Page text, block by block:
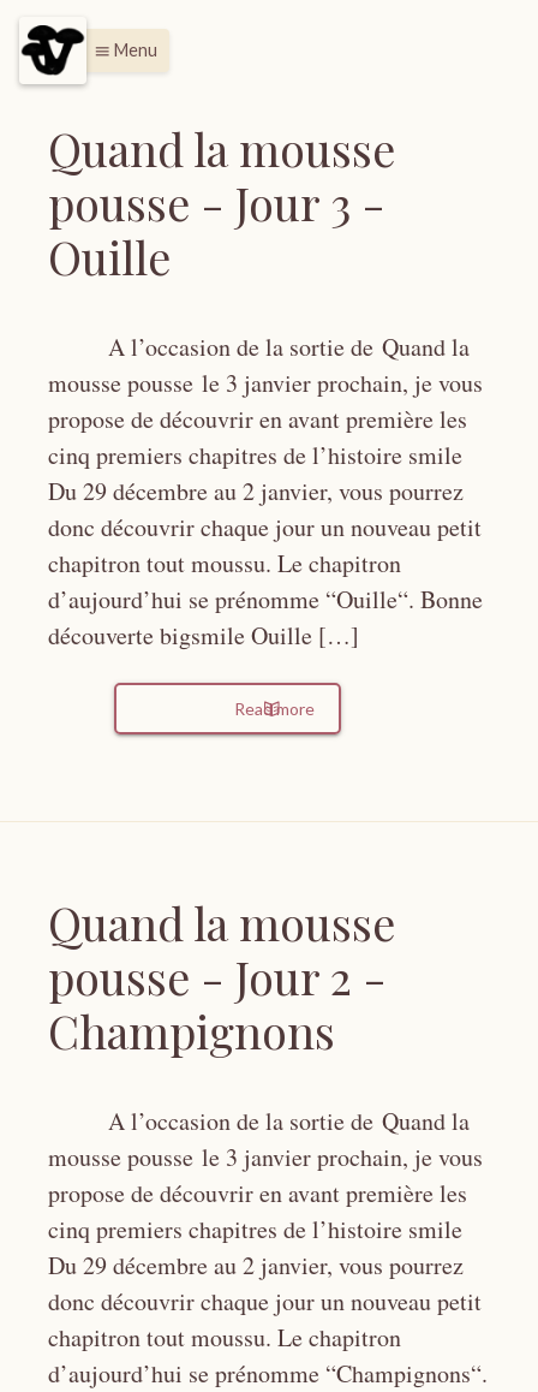
menu Menu
Quand la mousse
pousse - Jour 3 -
Ouille
A l’occasion de la sortie de Quand la
mousse pousse le 3 janvier prochain, je vous
propose de découvrir en avant première les
cinq premiers chapitres de l’histoire smile
Du 29 décembre au 2 janvier, vous pourrez
donc découvrir chaque jour un nouveau petit
chapitron tout moussu. Le chapitron
d’aujourd’hui se prénomme “Ouille“. Bonne
découverte bigsmile Ouille […]
Read more
Quand la mousse
pousse - Jour 2 -
Champignons
A l’occasion de la sortie de Quand la
mousse pousse le 3 janvier prochain, je vous
propose de découvrir en avant première les
cinq premiers chapitres de l’histoire smile
Du 29 décembre au 2 janvier, vous pourrez
donc découvrir chaque jour un nouveau petit
chapitron tout moussu. Le chapitron
d’aujourd’hui se prénomme “Champignons“.